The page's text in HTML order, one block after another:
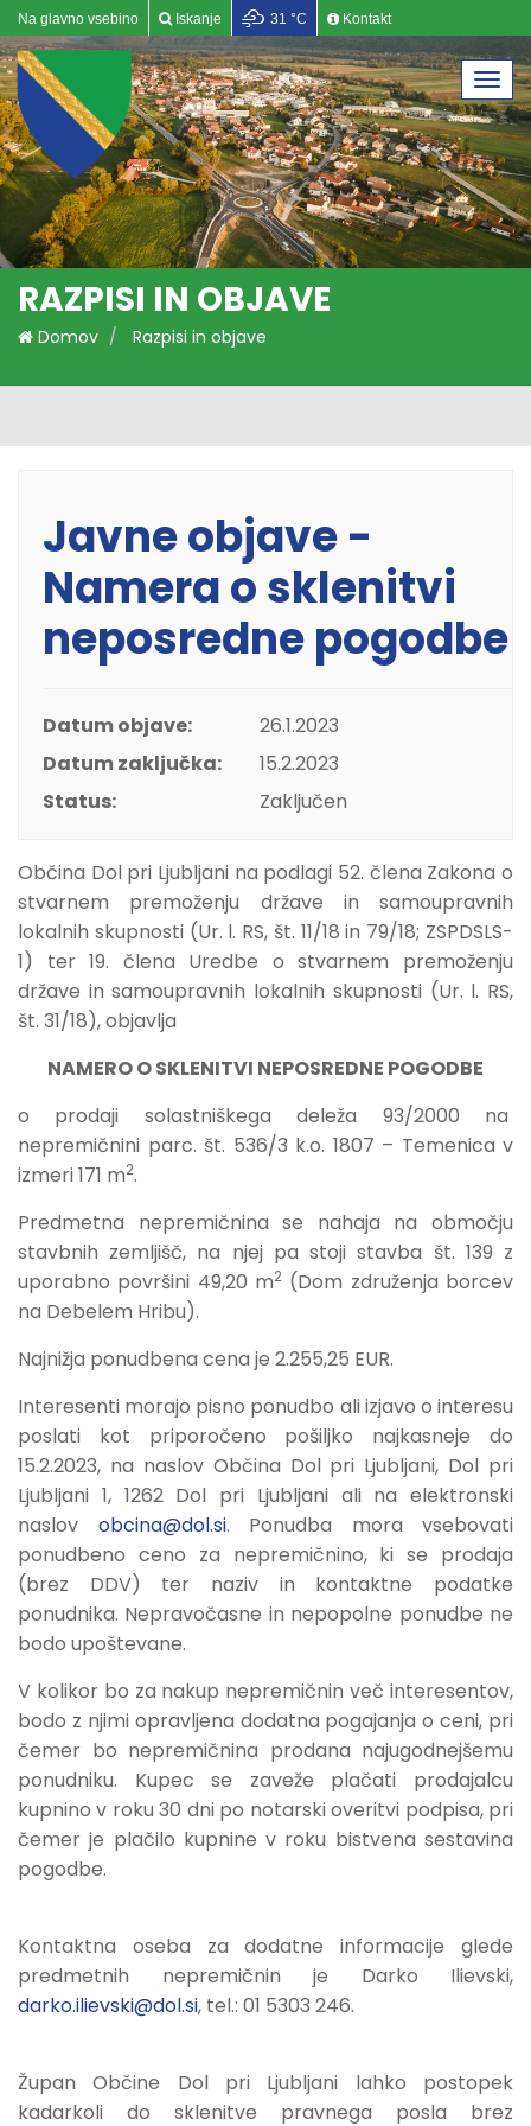
Na glavno vsebino Iskanje 31 °C Kontakt
RAZPISI IN OBJAVE
Domov Razpisi in objave
Javne objave -
Namera o sklenitvi
neposredne pogodbe
Datum objave:
26.1.2023
Datum zaključka:
15.2.2023
Status:
Zaključen
Občina Dol pri Ljubljani na podlagi 52. člena Zakona o
stvarnem premoženju države in samoupravnih
lokalnih skupnosti (Ur. l. RS, št. 11/18 in 79/18; ZSPDSLS-
1) ter 19. člena Uredbe o stvarnem premoženju
države in samoupravnih lokalnih skupnosti (Ur. l. RS,
št. 31/18), objavlja
NAMERO O SKLENITVI NEPOSREDNE POGODBE
o prodaji solastniškega deleža 93/2000 na
nepremičnini parc. št. 536/3 k.o. 1807 – Temenica v
izmeri 171 m2.
Predmetna nepremičnina se nahaja na območju
stavbnih zemljišč, na njej pa stoji stavba št. 139 z
uporabno površini 49,20 m2 (Dom združenja borcev
na Debelem Hribu).
Najnižja ponudbena cena je 2.255,25 EUR.
Interesenti morajo pisno ponudbo ali izjavo o interesu
poslati kot priporočeno pošiljko najkasneje do
15.2.2023, na naslov Občina Dol pri Ljubljani, Dol pri
Ljubljani 1, 1262 Dol pri Ljubljani ali na elektronski
naslov obcina@dol.si. Ponudba mora vsebovati
ponudbeno ceno za nepremičnino, ki se prodaja
(brez DDV) ter naziv in kontaktne podatke
ponudnika. Nepravočasne in nepopolne ponudbe ne
bodo upoštevane.
V kolikor bo za nakup nepremičnin več interesentov,
bodo z njimi opravljena dodatna pogajanja o ceni, pri
čemer bo nepremičnina prodana najugodnejšemu
ponudniku. Kupec se zaveže plačati prodajalcu
kupnino v roku 30 dni po notarski overitvi podpisa, pri
čemer je plačilo kupnine v roku bistvena sestavina
pogodbe.
Kontaktna oseba za dodatne informacije glede
predmetnih nepremičnin je Darko Ilievski,
darko.ilievski@dol.si, tel.: 01 5303 246.
Župan Občine Dol pri Ljubljani lahko postopek
kadarkoli do sklenitve pravnega posla brez